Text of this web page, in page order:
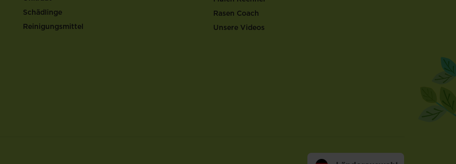
Schädlinge
Reinigungsmittel
Rasen Coach
Unsere Videos